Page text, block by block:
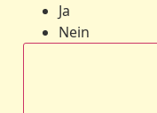
Ja
Nein